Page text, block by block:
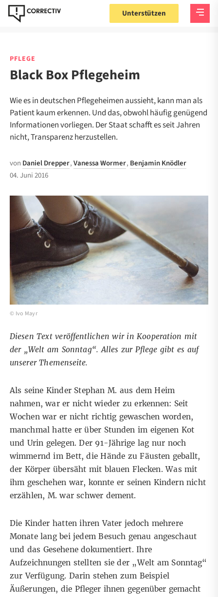
Unterstützen
PFLEGE
Black Box Pflegeheim
Wie es in deutschen Pflegeheimen aussieht, kann man als
Patient kaum erkennen. Und das, obwohl häufig genügend
Informationen vorliegen. Der Staat schafft es seit Jahren
nicht, Transparenz herzustellen.
von Daniel Drepper,Vanessa Wormer, Benjamin Knödler
04. Juni 2016
© Ivo Mayr
Diesen Text veröffentlichen wir in Kooperation mit
der „Welt am Sonntag“. Alles zur Pflege gibt es auf
unsererThemenseite.
Als seine Kinder Stephan M. aus dem Heim
nahmen, war er nicht wieder zu erkennen: Seit
Wochen war er nicht richtig gewaschen worden,
manchmal hatte er über Stunden im eigenen Kot
und Urin gelegen. Der 91-Jährige lag nur noch
wimmernd im Bett, die Hände zu Fäusten geballt,
der Körper übersäht mit blauen Flecken. Was mit
ihm geschehen war, konnte er seinen Kindern nicht
erzählen, M. war schwer dement.
Die Kinder hatten ihren Vater jedoch mehrere
Monate lang bei jedem Besuch genau angeschaut
und das Gesehene dokumentiert. Ihre
Aufzeichnungen stellten sie der „Welt am Sonntag“
zur Verfügung. Darin stehen zum Beispiel
Äußerungen, die Pfleger ihnen gegenüber gemacht